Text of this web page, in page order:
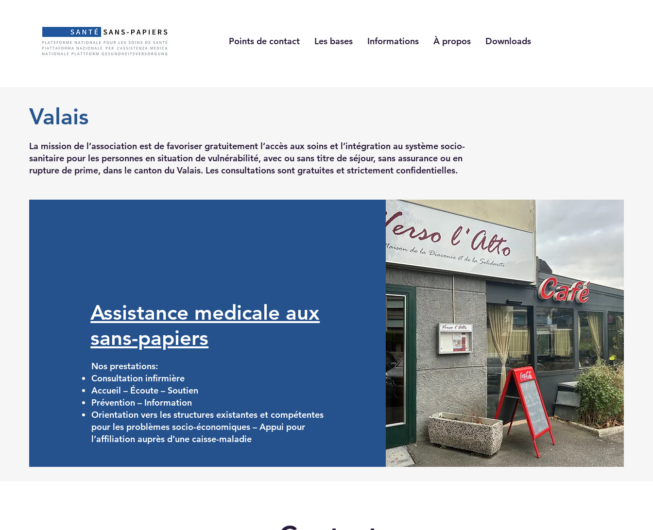
Points de contact Les bases Informations À propos Downloads
Valais
La mission de l’association est de favoriser gratuitement l’accès aux soins et l’intégration au système socio-
sanitaire pour les personnes en situation de vulnérabilité, avec ou sans titre de séjour, sans assurance ou en
rupture de prime, dans le canton du Valais. Les consultations sont gratuites et strictement confidentielles.
Assistance medicale aux
sans-papiers
Nos prestations:
Consultation infirmière
Accueil – Écoute – Soutien
Prévention – Information
Orientation vers les structures existantes et compétentes
pour les problèmes socio-économiques – Appui pour
l’affiliation auprès d’une caisse-maladie